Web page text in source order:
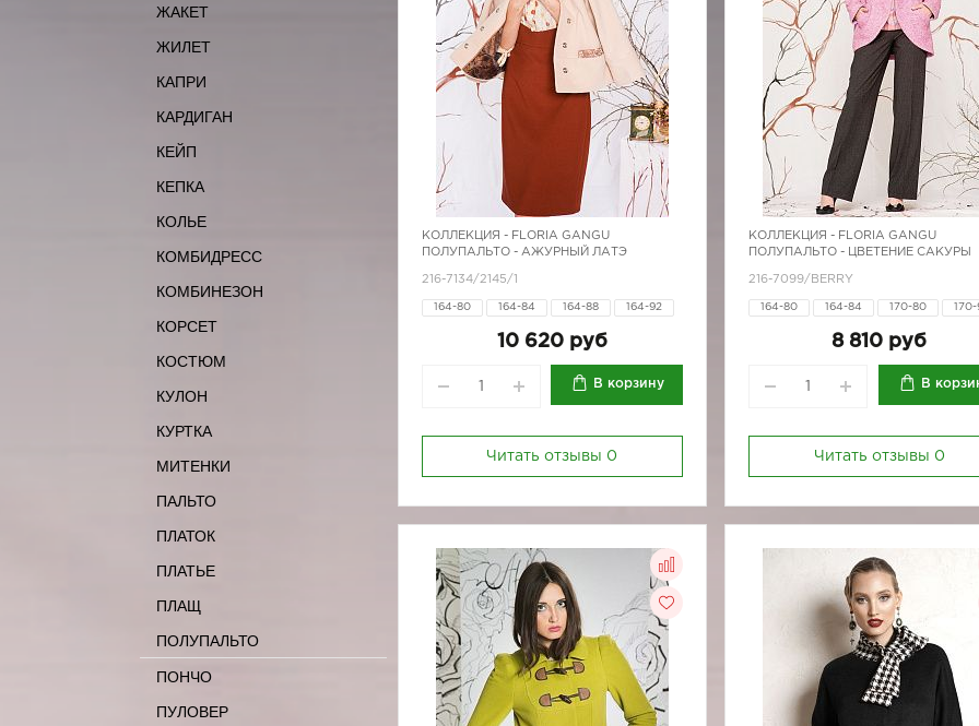
ЖАКЕТ
ЖИЛЕТ
КАПРИ
КАРДИГАН
КЕЙП
КЕПКА
КОЛЬЕ
КОМБИДРЕСС
КОМБИНЕЗОН
КОРСЕТ
КОСТЮМ
КУЛОН
КУРТКА
МИТЕНКИ
ПАЛЬТО
ПЛАТОК
ПЛАТЬЕ
ПЛАЩ
ПОЛУПАЛЬТО
ПОНЧО
ПУЛОВЕР
КОЛЛЕКЦИЯ - FLORIA GANGU
ПОЛУПАЛЬТО - АЖУРНЫЙ ЛАТЭ
216-7134/2145/1
164-80 164-84 164-88 164-92
10 620 руб
В корзину
Читать отзывы 0
КОЛЛЕКЦИЯ - FLORIA GANGU
ПОЛУПАЛЬТО - ЦВЕТЕНИЕ САКУРЫ
216-7099/BERRY
164-80 164-84 170-80
8 810 руб
В
Читать отзывы 0